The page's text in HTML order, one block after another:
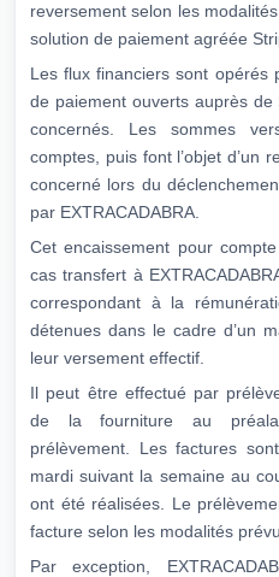
reversement selon les
solution de paiement agréée
Les flux financiers sont opérés
de paiement ouverts auprès
concernés. Les sommes
comptes, puis font l’objet d’un
concerné lors du
par EXTRACADABRA.
Cet encaissement pour
cas transfert à
correspondant à la
détenues dans le cadre d’un
leur versement effectif.
Il peut être effectué par
de la fourniture au
prélèvement. Les factures
mardi suivant la semaine au
ont été réalisées. Le
facture selon les modalités
Par exception,